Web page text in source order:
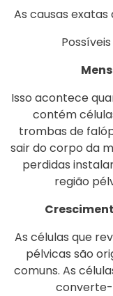
As causas
Isso acontece
contém
trombas de
sair do corpo da
perdidas
região
As células que
pélvicas são
comuns. As